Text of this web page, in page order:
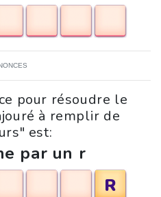
pour résoudre le
à remplir de
est:
par un r
R